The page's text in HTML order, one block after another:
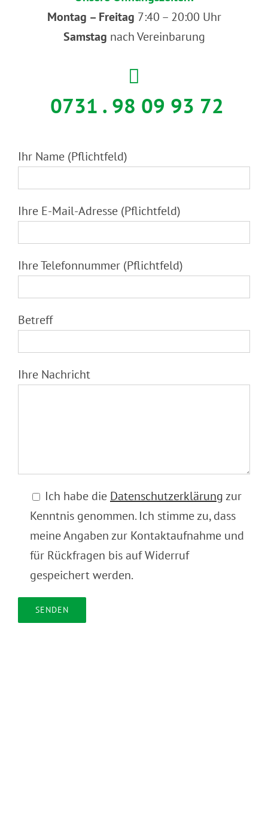
Montag – Freitag 7:40 – 20:00 Uhr
Samstag nach Vereinbarung
0731 . 98 09 93 72
Ihr Name (Pflichtfeld)
Ihre E-Mail-Adresse (Pflichtfeld)
Ihre Telefonnummer (Pflichtfeld)
Betreff
Ihre Nachricht
Ich habe die Datenschutzerklärungzur
Kenntnis genommen. Ich stimme zu, dass
meine Angaben zur Kontaktaufnahme und
für Rückfragen bis auf Widerruf
gespeichert werden.